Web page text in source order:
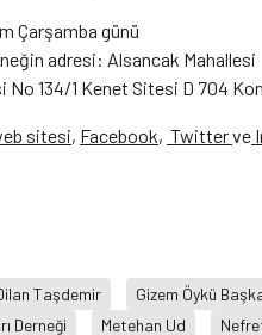
Çarşamba günü
adresi: Alsancak Mahallesi
No 134/1 Kenet Sitesi D 704
sitesi, Facebook, Twitterve
Taşdemir Gizem Öykü
Derneği
Metehan Ud